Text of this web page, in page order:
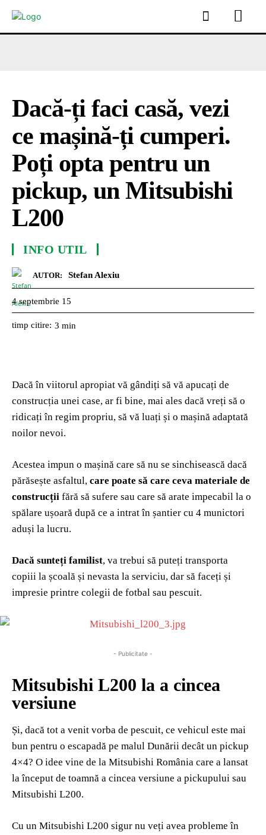
Dacă-ți faci casă, vezi
ce mașină-ți cumperi.
Poți opta pentru un
pickup, un Mitsubishi
L200
INFO UTIL
AUTOR: Stefan Alexiu
4 septembrie 15
timp citire: 3 min
Dacă în viitorul apropiat vă gândiți să vă apucați de
construcția unei case, ar fi bine, mai ales dacă vreți să o
ridicați în regim propriu, să vă luați și o mașină adaptată
noilor nevoi.
Acestea impun o mașină care să nu se sinchisească dacă
părăsește asfaltul, care poate să care ceva materiale de
construcții fără să sufere sau care să arate impecabil la o
spălare ușoară după ce a intrat în șantier cu 4 munictori
aduși la lucru.
Dacă sunteți familist, va trebui să puteți transporta
copiii la școală și nevasta la serviciu, dar să faceți și
impresie printre colegii de fotbal sau pescuit.
- Publicitate -
Mitsubishi L200 la a cincea
versiune
Și, dacă tot a venit vorba de pescuit, ce vehicul este mai
bun pentru o escapadă pe malul Dunării decât un pickup
4×4? O idee vine de la Mitsubishi România care a lansat
la început de toamnă a cincea versiune a pickupului sau
Mitsubishi L200.
Cu un Mitsubishi L200 sigur nu veți avea probleme în